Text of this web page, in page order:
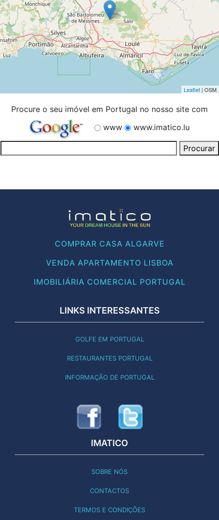
Leaflet | OSM
Procure o seu imóvel em Portugal no nosso site com
www
www.imatico.lu
COMPRAR CASA ALGARVE
VENDA APARTAMENTO LISBOA
IMOBILIÁRIA COMERCIAL PORTUGAL
LINKS INTERESSANTES
GOLFE EM PORTUGAL
RESTAURANTES PORTUGAL
INFORMAÇÃO DE PORTUGAL
IMATICO
SOBRE NÓS
CONTACTOS
TERMOS E CONDIÇÕES